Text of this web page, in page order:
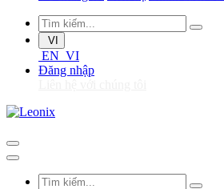
VI
EN VI
Đăng nhập